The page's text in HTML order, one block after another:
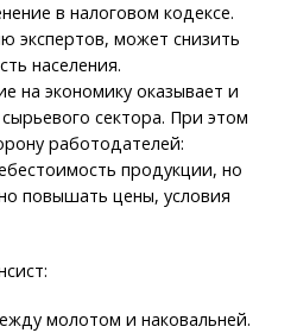
в налоговом кодексе.
экспертов, может снизить
населения.
на экономику оказывает и
сектора. При этом
работодателей:
продукции, но
повышать цены, условия
молотом и наковальней.